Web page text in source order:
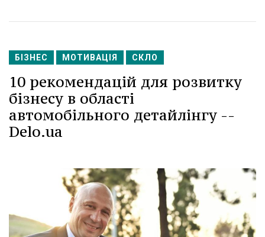
БІЗНЕС МОТИВАЦІЯ СКЛО
10 рекомендацій для розвитку
бізнесу в області
автомобільного детайлінгу --
Delo.ua